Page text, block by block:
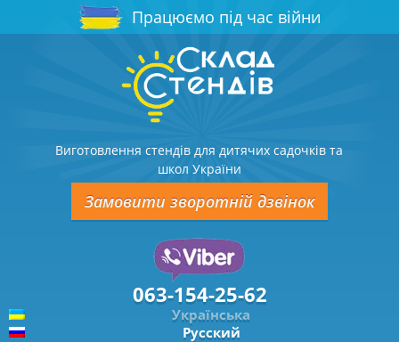
Працюємо під час війни
Виготовлення стендів для дитячих садочків та
школ України
Замовити зворотній дзвінок
063-154-25-62
Українська
Русский